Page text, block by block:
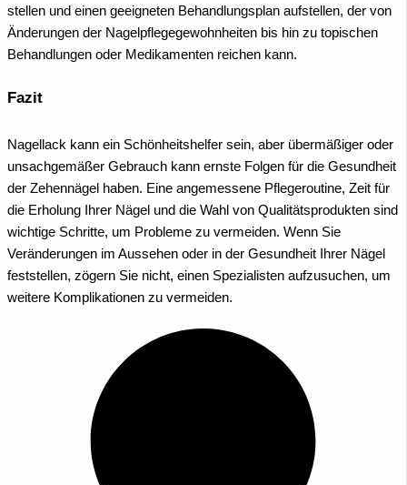
stellen und einen geeigneten Behandlungsplan aufstellen, der von
Änderungen der Nagelpflegegewohnheiten bis hin zu topischen
Behandlungen oder Medikamenten reichen kann.
Fazit
Nagellack kann ein Schönheitshelfer sein, aber übermäßiger oder
unsachgemäßer Gebrauch kann ernste Folgen für die Gesundheit
der Zehennägel haben. Eine angemessene Pflegeroutine, Zeit für
die Erholung Ihrer Nägel und die Wahl von Qualitätsprodukten sind
wichtige Schritte, um Probleme zu vermeiden. Wenn Sie
Veränderungen im Aussehen oder in der Gesundheit Ihrer Nägel
feststellen, zögern Sie nicht, einen Spezialisten aufzusuchen, um
weitere Komplikationen zu vermeiden.